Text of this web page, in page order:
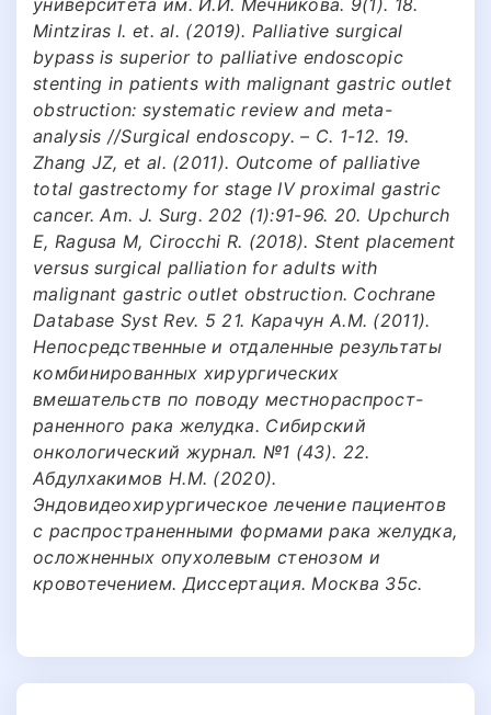
Mintziras I. et. al. (2019). Palliative surgical
bypass is superior to palliative endoscopic
stenting in patients with malignant gastric outlet
obstruction: systematic review and meta-
analysis //Surgical endoscopy. – С. 1-12. 19.
Zhang JZ, et al. (2011). Outcome of palliative
total gastrectomy for stage IV proximal gastric
cancer. Am. J. Surg. 202 (1):91-96. 20. Upchurch
E, Ragusa M, Cirocchi R. (2018). Stent placement
versus surgical palliation for adults with
malignant gastric outlet obstruction. Cochrane
Database Syst Rev. 5 21. Карачун А.М. (2011).
Непосредственные и отдаленные результаты
комбинированных хирургических
вмешательств по поводу местнораспрост-
раненного рака желудка. Сибирский
онкологический журнал. №1 (43). 22.
Абдулхакимов Н.М. (2020).
Эндовидеохирургическое лечение пациентов
с распространенными формами рака желудка,
осложненных опухолевым стенозом и
кровотечением. Диссертация. Москва 35с.